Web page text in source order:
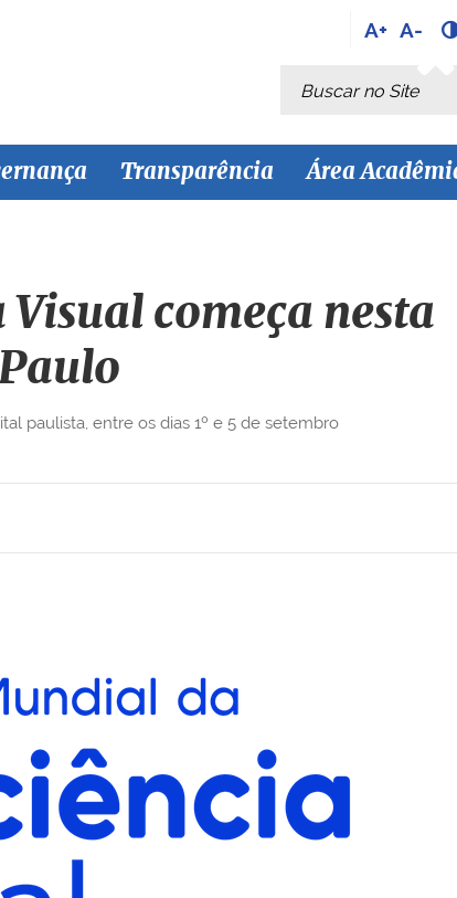
A+ A-
Busca
Busca Avançada…
Transparência Área
começa nesta
paulista, entre os dias 1º e 5 de setembro